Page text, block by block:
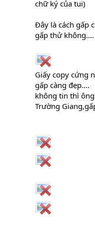
chữ ký của tui)
Đây là cách gấp
gấp thử không....
Giấy copy cứng
gấp càng đẹp....
không tin thì
Trường